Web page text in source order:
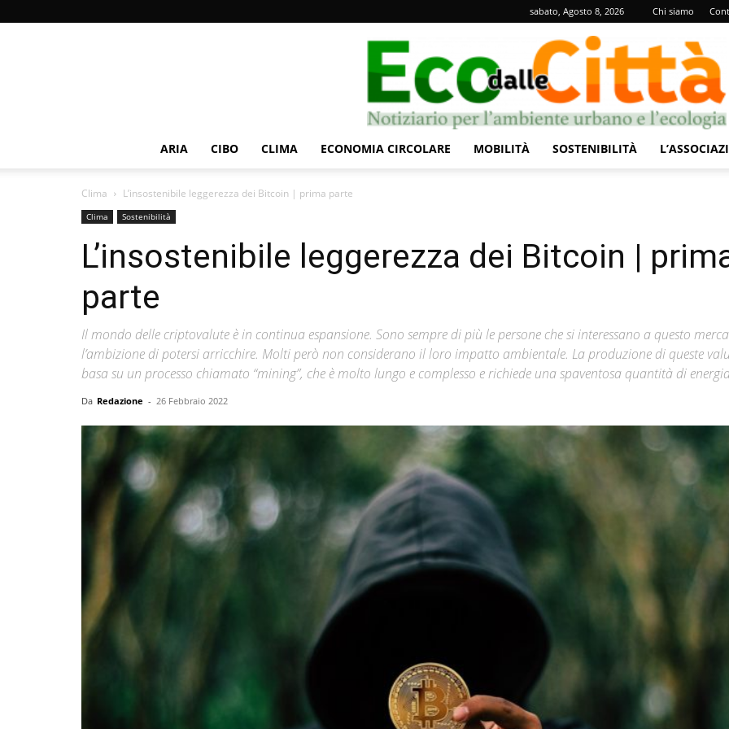
sabato, Agosto 8, 2026 Chi siamo
ARIA CIBO CLIMA ECONOMIA CIRCOLARE MOBILITÀ SOSTENIBILITÀ
Clima L’insostenibile leggerezza dei Bitcoin | prima parte
Clima Sostenibilità
L’insostenibile leggerezza dei Bitcoin |
parte
Il mondo delle criptovalute è in continua espansione. Sono sempre di più le persone che si interessano a questo
l’ambizione di potersi arricchire. Molti però non considerano il loro impatto ambientale. La produzione di queste
basa su un processo chiamato “mining”, che è molto lungo e complesso e richiede una spaventosa quantità di
Da Redazione - 26 Febbraio 2022